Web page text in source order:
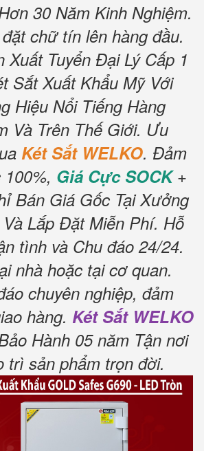
30 Năm Kinh Nghiệm.
chữ tín lên hàng đầu.
Xuất Tuyển Đại Lý Cấp 1
Sắt Xuất Khẩu Mỹ Với
Hiệu Nổi Tiếng Hàng
Và Trên Thế Giới. Ưu
Két Sắt WELKO. Đảm
Giá Cực SOCK+
Bán Giá Gốc Tại Xưởng
Lắp Đặt Miễn Phí. Hỗ
tình và Chu đáo 24/24.
nhà hoặc tại cơ quan.
chuyên nghiệp, đảm
hàng. Két Sắt WELKO
Hành 05 năm Tận nơi
trì sản phẩm trọn đời.